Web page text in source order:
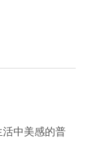
中美感的普